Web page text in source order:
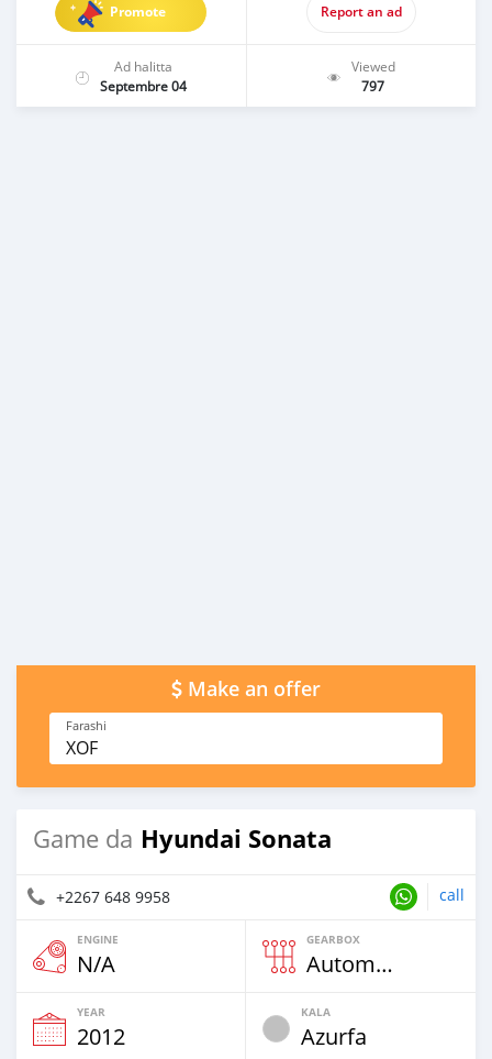
Promote Report an ad
Ad halitta
Septembre 04
Viewed
797
Make an offer
Farashi
XOF
Game da Hyundai Sonata
+2267 648 9958 call
ENGINE
N/A
GEARBOX
Automatic
YEAR
2012
KALA
Azurfa